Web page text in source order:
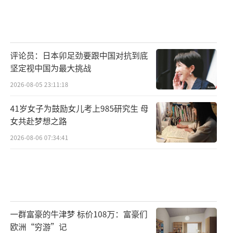
评论员：日本卯足劲要跟中国对抗到底
坚定视中国为最大挑战
2026-08-05 23:11:18
41岁女子为鼓励女儿考上985研究生 母
女共赴梦想之路
2026-08-06 07:34:41
一群富豪的牛津梦 标价108万：富豪们
欧洲“穷游”记